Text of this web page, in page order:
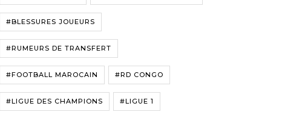
#BLESSURES JOUEURS
#RUMEURS DE TRANSFERT
#FOOTBALL MAROCAIN #RD CONGO
#LIGUE DES CHAMPIONS #LIGUE 1